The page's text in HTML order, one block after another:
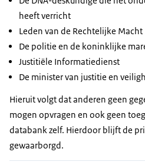
heeft verricht
Leden van de Rechtelijke Macht
De politie en de koninklijke
Justitiële Informatiedienst
De minister van justitie en
Hieruit volgt dat anderen geen
mogen opvragen en ook geen
databank zelf. Hierdoor blijft de
gewaarborgd.